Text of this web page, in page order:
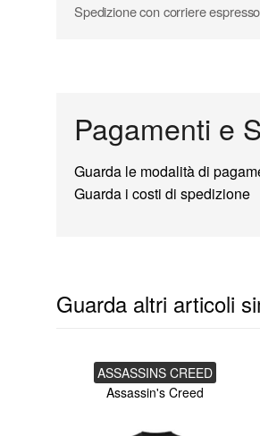
Spedizione con corriere
Pagamenti e
Guarda le modalità di
Guarda i costi di spedizione
Guarda altri articoli
ASSASSINS CREED
Assassin's Creed